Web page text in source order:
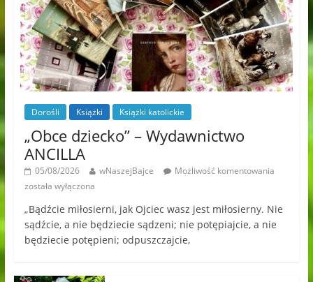
Dorośli Książki Książki katolickie
„Obce dziecko” – Wydawnictwo
ANCILLA
05/08/2026 wNaszejBajce
Możliwość komentowania
została wyłączona
„Bądźcie miłosierni, jak Ojciec wasz jest miłosierny. Nie
sądźcie, a nie będziecie sądzeni; nie potępiajcie, a nie
będziecie potępieni; odpuszczajcie,